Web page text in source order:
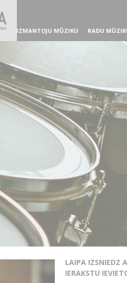
IZMANTOJU MŪZIKU RADU
LAIPA IZSNIEDZ
IERAKSTU